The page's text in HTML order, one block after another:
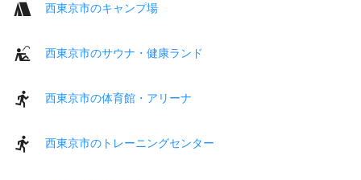
西東京市のキャンプ場
西東京市のサウナ・健康ランド
西東京市の体育館・アリーナ
西東京市のトレーニングセンター